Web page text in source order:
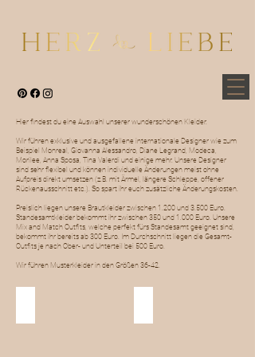
Hier findest du eine Auswahl unserer wunderschönen Kleider.
Wir führen exklusive und ausgefallene internationale Designer wie zum
Beispiel Monreal, Giovanna Alessandro, Diane Legrand, Modeca,
Morilee, Anna Sposa, Tina Valerdi und einige mehr. Unsere Designer
sind sehr flexibel und können individuelle Änderungen meist ohne
Aufpreis direkt umsetzen (z.B. mit Ärmel, längere Schleppe, offener
Rückenausschnitt etc.). So spart ihr euch zusätzliche Änderungskosten.
Preislich liegen unsere Brautkleider zwischen 1.200 und 3.500 Euro.
Standesamtkleider bekommt ihr zwischen 350 und 1.000 Euro. Unsere
Mix and Match Outfits, welche perfekt fürs Standesamt geeignet sind,
bekommt ihr bereits ab 300 Euro. Im Durchschnitt liegen die Gesamt-
Outfits je nach Ober- und Unterteil bei 500 Euro.
Wir führen Musterkleider in den Größen 36-42.